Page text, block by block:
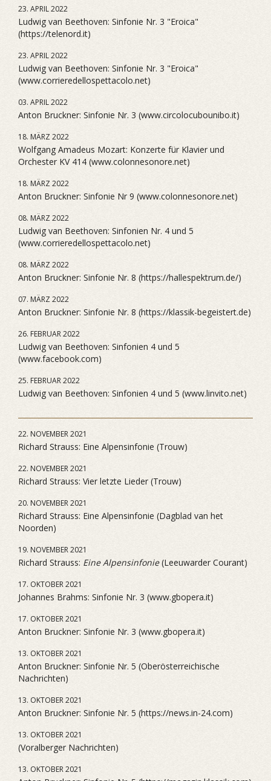
23. APRIL 2022
Ludwig van Beethoven: Sinfonie Nr. 3 "Eroica"
(https://telenord.it)
23. APRIL 2022
Ludwig van Beethoven: Sinfonie Nr. 3 "Eroica"
(www.corrieredellospettacolo.net)
03. APRIL 2022
Anton Bruckner: Sinfonie Nr. 3 (www.circolocubounibo.it)
18. MÄRZ 2022
Wolfgang Amadeus Mozart: Konzerte für Klavier und
Orchester KV 414 (www.colonnesonore.net)
18. MÄRZ 2022
Anton Bruckner: Sinfonie Nr 9 (www.colonnesonore.net)
08. MÄRZ 2022
Ludwig van Beethoven: Sinfonien Nr. 4 und 5
(www.corrieredellospettacolo.net)
08. MÄRZ 2022
Anton Bruckner: Sinfonie Nr. 8 (https://hallespektrum.de/)
07. MÄRZ 2022
Anton Bruckner: Sinfonie Nr. 8 (https://klassik-begeistert.de)
26. FEBRUAR 2022
Ludwig van Beethoven: Sinfonien 4 und 5
(www.facebook.com)
25. FEBRUAR 2022
Ludwig van Beethoven: Sinfonien 4 und 5 (www.linvito.net)
22. NOVEMBER 2021
Richard Strauss: Eine Alpensinfonie (Trouw)
22. NOVEMBER 2021
Richard Strauss: Vier letzte Lieder (Trouw)
20. NOVEMBER 2021
Richard Strauss: Eine Alpensinfonie (Dagblad van het
Noorden)
19. NOVEMBER 2021
Richard Strauss: Eine Alpensinfonie(Leeuwarder Courant)
17. OKTOBER 2021
Johannes Brahms: Sinfonie Nr. 3 (www.gbopera.it)
17. OKTOBER 2021
Anton Bruckner: Sinfonie Nr. 3 (www.gbopera.it)
13. OKTOBER 2021
Anton Bruckner: Sinfonie Nr. 5 (Oberösterreichische
Nachrichten)
13. OKTOBER 2021
Anton Bruckner: Sinfonie Nr. 5 (https://news.in-24.com)
13. OKTOBER 2021
(Voralberger Nachrichten)
13. OKTOBER 2021